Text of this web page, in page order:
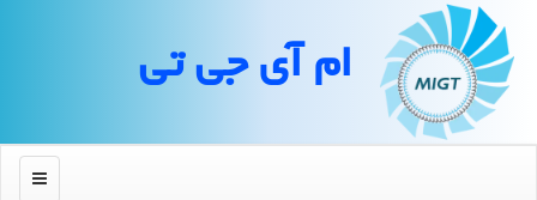
ام آی جی تی
منو